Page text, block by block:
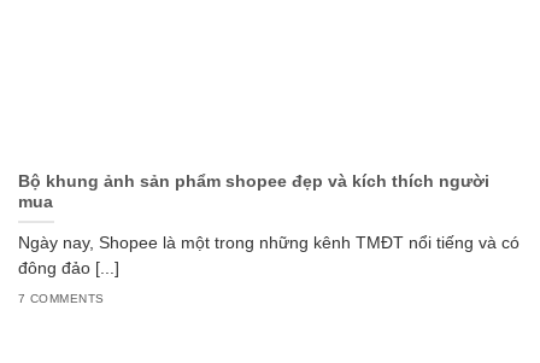
Bộ khung ảnh sản phẩm shopee đẹp và kích thích người
mua
Ngày nay, Shopee là một trong những kênh TMĐT nổi tiếng và có
đông đảo [...]
7 COMMENTS